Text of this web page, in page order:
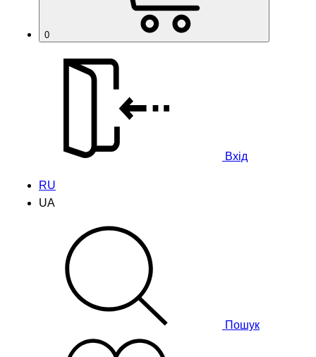
0
Вхід
RU
UA
Пошук